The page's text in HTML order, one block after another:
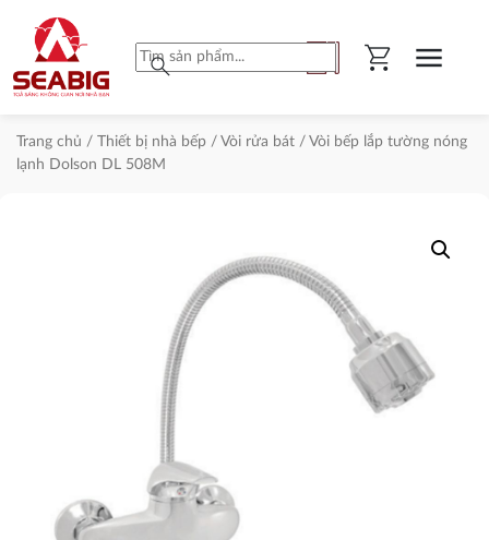
search shopping_cart menu
Trang chủ / Thiết bị nhà bếp / Vòi rửa bát / Vòi bếp lắp tường nóng
lạnh Dolson DL 508M